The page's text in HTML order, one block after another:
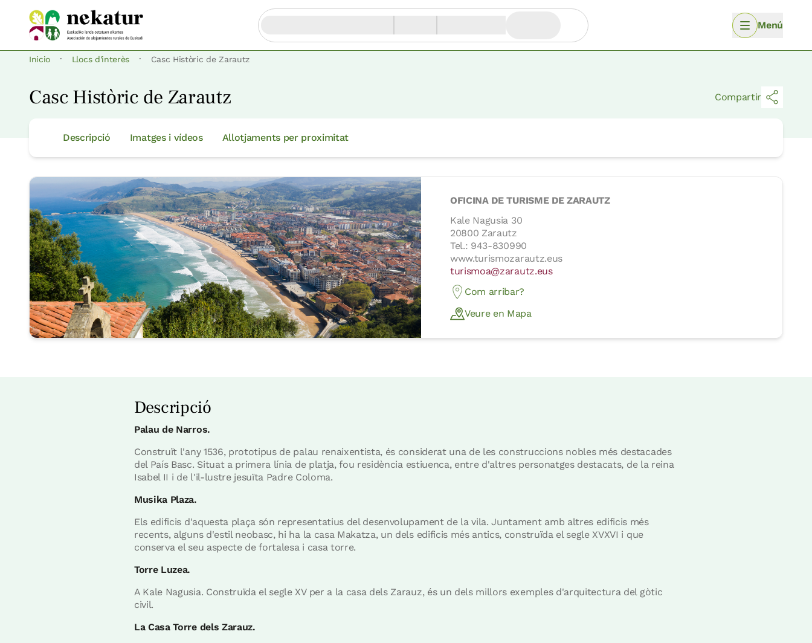
Menú
Inicio · Llocs d'interès · Casc Històric de Zarautz
Casc Històric de Zarautz Compartir
Descripció Imatges i vídeos Allotjaments per proximitat
OFICINA DE TURISME DE ZARAUTZ
Kale Nagusia 30
20800 Zarautz
Tel.: 943-830990
www.turismozarautz.eus
turismoa@zarautz.eus
Com arribar?
Veure en Mapa
Descripció
Palau de Narros.
Construït l'any 1536, prototipus de palau renaixentista, és considerat una de les construccions nobles més destacades
del País Basc. Situat a primera línia de platja, fou residència estiuenca, entre d'altres personatges destacats, de la reina
Isabel II i de l'il-lustre jesuïta Padre Coloma.
Musika Plaza.
Els edificis d'aquesta plaça són representatius del desenvolupament de la vila. Juntament amb altres edificis més
recents, alguns d'estil neobasc, hi ha la casa Makatza, un dels edificis més antics, construïda el segle XVXVI i que
conserva el seu aspecte de fortalesa i casa torre.
Torre Luzea.
A Kale Nagusia. Construïda el segle XV per a la casa dels Zarauz, és un dels millors exemples d'arquitectura del gòtic
civil.
La Casa Torre dels Zarauz.